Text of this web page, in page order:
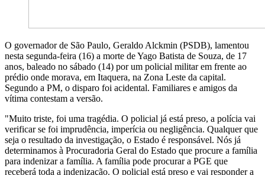
O governador de São Paulo, Geraldo Alckmin (PSDB), lamentou
nesta segunda-feira (16) a morte de Yago Batista de Souza, de 17
anos, baleado no sábado (14) por um policial militar em frente ao
prédio onde morava, em Itaquera, na Zona Leste da capital.
Segundo a PM, o disparo foi acidental. Familiares e amigos da
vítima contestam a versão.
"Muito triste, foi uma tragédia. O policial já está preso, a polícia vai
verificar se foi imprudência, imperícia ou negligência. Qualquer que
seja o resultado da investigação, o Estado é responsável. Nós já
determinamos à Procuradoria Geral do Estado que procure a família
para indenizar a família. A família pode procurar a PGE que
receberá toda a indenização. O policial está preso e vai responder a